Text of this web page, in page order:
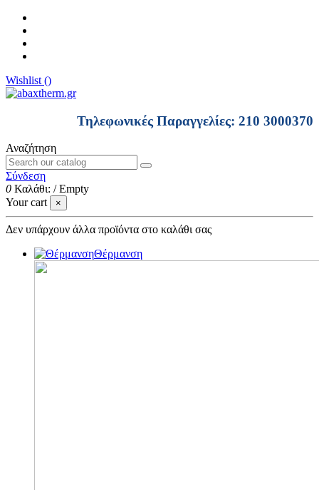
Wishlist ()
Τηλεφωνικές Παραγγελίες: 210 3000370
Αναζήτηση
Σύνδεση
0 Καλάθι: /Empty
Your cart
×
Δεν υπάρχουν άλλα προϊόντα στο καλάθι σας
Θέρμανση